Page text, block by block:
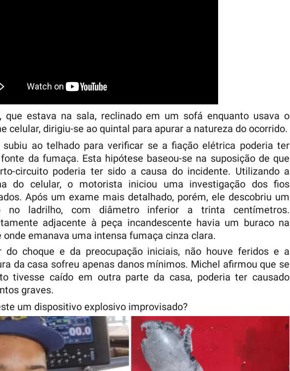
que estava na sala, reclinado em um sofá enquanto usava o
celular, dirigiu-se ao quintal para apurar a natureza do ocorrido.
subiu ao telhado para verificar se a fiação elétrica poderia ter
da fumaça. Esta hipótese baseou-se na suposição de que
circuito poderia ter sido a causa do incidente. Utilizando a
do celular, o motorista iniciou uma investigação dos fios
Após um exame mais detalhado, porém, ele descobriu um
no ladrilho, com diâmetro inferior a trinta centímetros.
adjacente à peça incandescente havia um buraco na
onde emanava uma intensa fumaça cinza clara.
do choque e da preocupação iniciais, não houve feridos e a
da casa sofreu apenas danos mínimos. Michel afirmou que se
tivesse caído em outra parte da casa, poderia ter causado
graves.
um dispositivo explosivo improvisado?